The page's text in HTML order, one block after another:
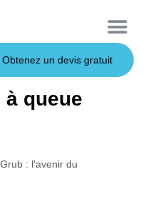
Obtenez un devis gratuit
à queue
: l'avenir du